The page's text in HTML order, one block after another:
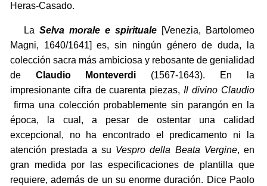
Heras-Casado.
LaSelva morale e spirituale [Venezia, Bartolomeo
Magni, 1640/1641] es, sin ningún género de duda, la
colección sacra más ambiciosa y rebosante de genialidad
de Claudio Monteverdi (1567-1643). En la
impresionante cifra de cuarenta piezas,Il divino Claudio
firma una colección probablemente sin parangón en la
época, la cual, a pesar de ostentar una calidad
excepcional, no ha encontrado el predicamento ni la
atención prestada a su Vespro della Beata Vergine, en
gran medida por las especificaciones de plantilla que
requiere, además de un su enorme duración. Dice Paolo